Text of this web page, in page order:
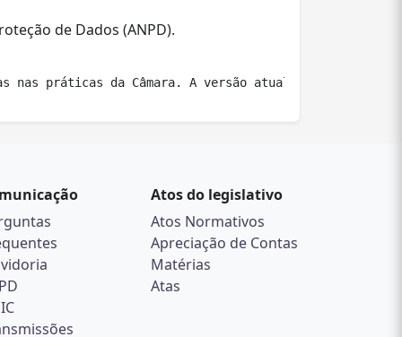
de Dados (ANPD).
nas práticas da Câmara. A versão atual sempre
Atos do legislativo
Atos Normativos
Apreciação de Contas
Matérias
Atas